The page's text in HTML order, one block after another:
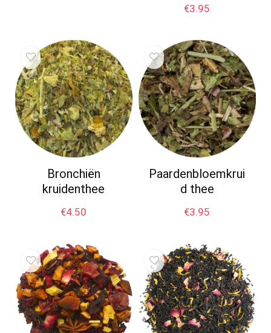
€3.95
Bronchiën
kruidenthee
€4.50
Paardenbloemkrui
d thee
€3.95